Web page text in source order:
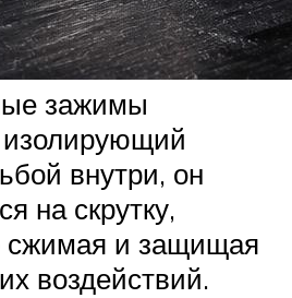
зажимы
изолирующий
внутри, он
на скрутку,
сжимая и защищая
воздействий.